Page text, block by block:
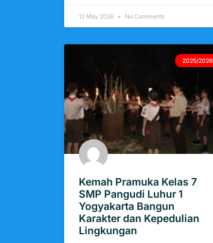
12 May 2026 No Comments
2025/2026
Kemah Pramuka Kelas 7
SMP Pangudi Luhur 1
Yogyakarta Bangun
Karakter dan Kepedulian
Lingkungan